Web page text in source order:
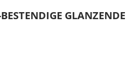
GLANZENDE